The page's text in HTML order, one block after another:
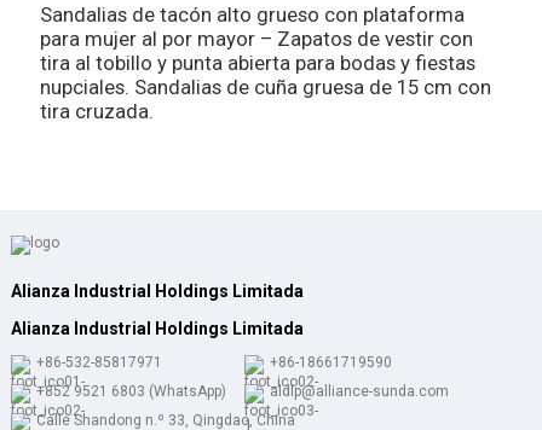
Sandalias de tacón alto grueso con plataforma
para mujer al por mayor – Zapatos de vestir con
tira al tobillo y punta abierta para bodas y fiestas
nupciales. Sandalias de cuña gruesa de 15 cm con
tira cruzada.
Alianza Industrial Holdings Limitada
Alianza Industrial Holdings Limitada
+86-532-85817971
+86-18661719590
+852 9521 6803 (WhatsApp)
aldlp@alliance-sunda.com
Calle Shandong n.º 33, Qingdao, China